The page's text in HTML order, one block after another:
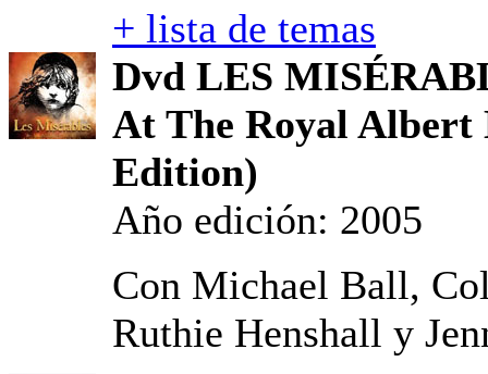
+ lista de temas
Dvd LES
At The Royal Albert
Edition)
Año edición: 2005
Con Michael Ball,
Ruthie Henshall y